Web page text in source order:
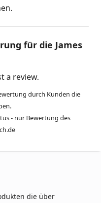
für die James
a review.
durch Kunden die
- nur Bewertung des
die über